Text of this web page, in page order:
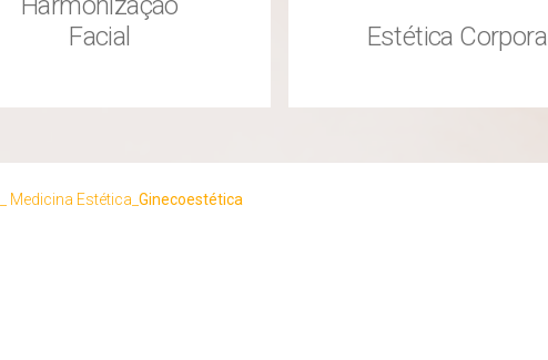
Facial
Estética Corporal
Medicina Estética Ginecoestética